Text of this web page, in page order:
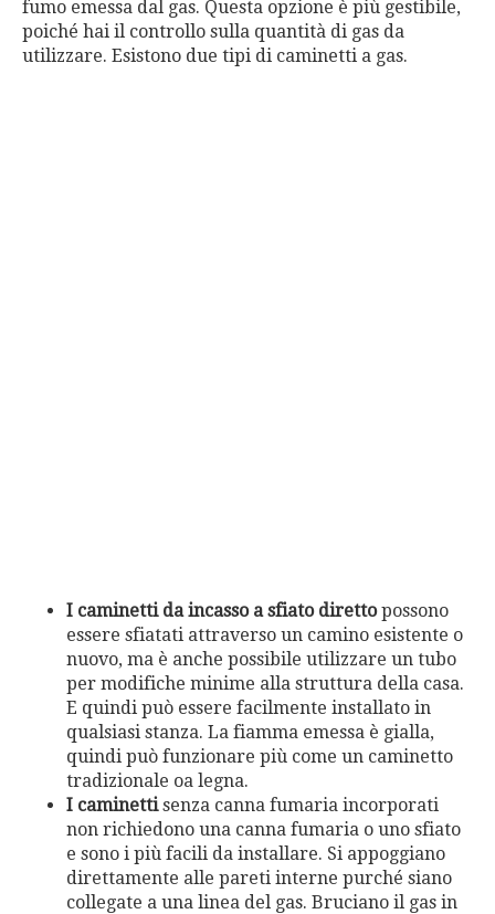
fumo emessa dal gas. Questa opzione è più gestibile,
poiché hai il controllo sulla quantità di gas da
utilizzare. Esistono due tipi di caminetti a gas.
I caminetti da incasso a sfiato direttopossono
essere sfiatati attraverso un camino esistente o
nuovo, ma è anche possibile utilizzare un tubo
per modifiche minime alla struttura della casa.
E quindi può essere facilmente installato in
qualsiasi stanza. La fiamma emessa è gialla,
quindi può funzionare più come un caminetto
tradizionale oa legna.
I caminettisenza canna fumaria incorporati
non richiedono una canna fumaria o uno sfiato
e sono i più facili da installare. Si appoggiano
direttamente alle pareti interne purché siano
collegate a una linea del gas. Bruciano il gas in